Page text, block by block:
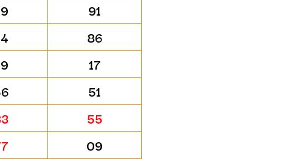
91
86
17
51
55
09